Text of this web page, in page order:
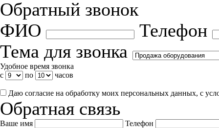
Обратный звонок
ФИО
Телефон
Тема для звонка
Удобное время звонка
с
по часов
Даю согласие на обработку моих персональных данных, с
Обратная связь
Ваше имя Телефон